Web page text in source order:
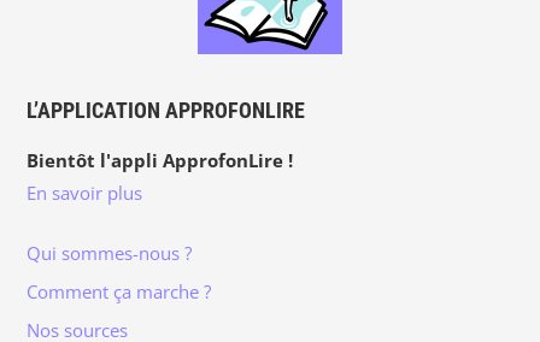
L’APPLICATION APPROFONLIRE
Bientôt l'appli ApprofonLire !
En savoir plus
Qui sommes-nous ?
Comment ça marche ?
Nos sources